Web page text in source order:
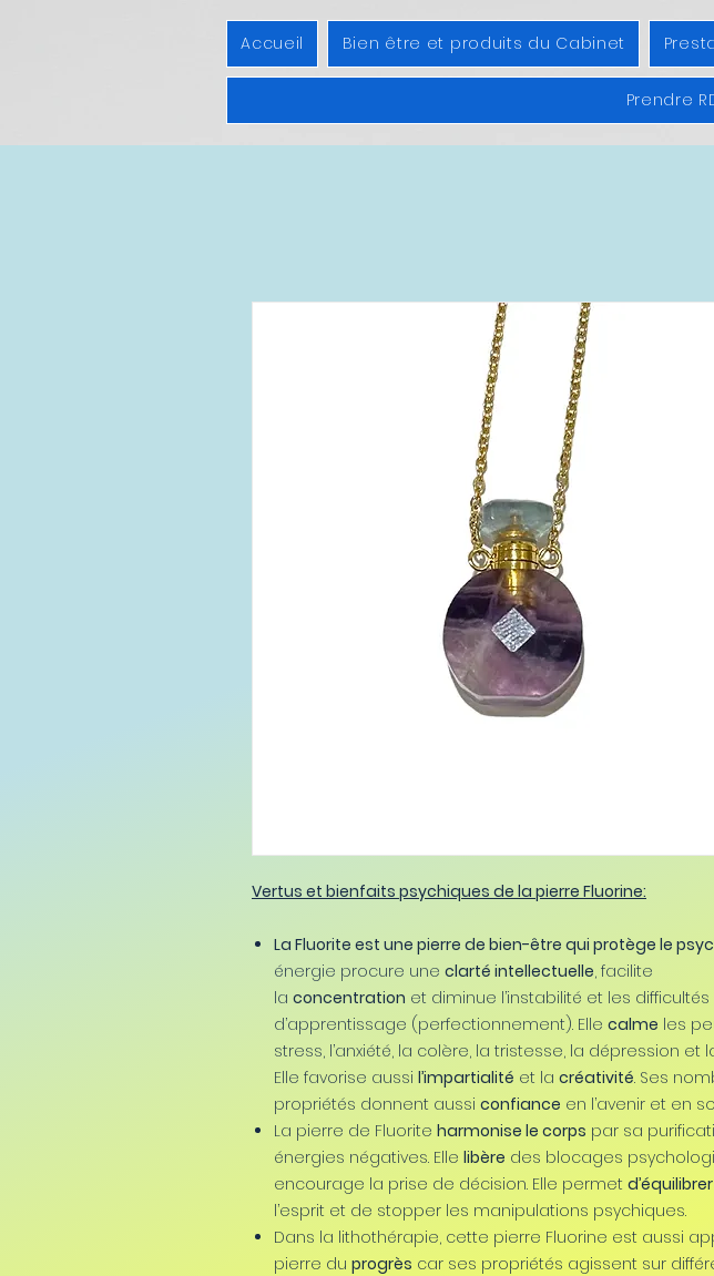
Accueil Bien être et produits du Cabinet
Prendre
Vertus et bienfaits psychiques de la pierre Fluorine:
La Fluorite est une pierre de bien-être qui protège le
énergie procure une clarté intellectuelle, facilite
la concentration et diminue l’instabilité et les difficultés
d’apprentissage (perfectionnement). Elle calme les
stress, l’anxiété, la colère, la tristesse, la dépression et
Elle favorise aussi l’impartialité et la créativité. Ses
propriétés donnent aussi confiance en l’avenir et en
La pierre de Fluorite harmonise le corps par sa
énergies négatives. Elle libère des blocages
encourage la prise de décision. Elle permet d’équilibrer
l’esprit et de stopper les manipulations psychiques.
Dans la lithothérapie, cette pierre Fluorine est aussi
pierre du progrès car ses propriétés agissent sur